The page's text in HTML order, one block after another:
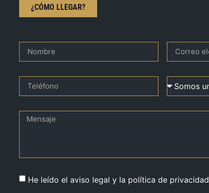
¿CÓMO LLEGAR?
He leído el aviso legal y la política de privacidad